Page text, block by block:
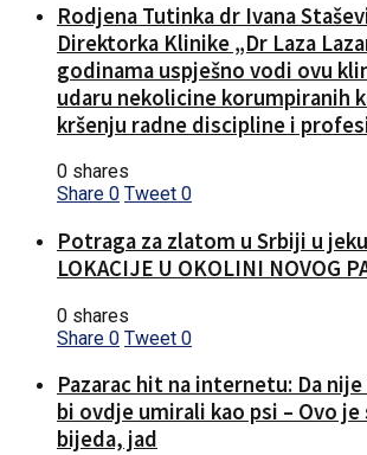
Rodjena Tutinka dr Ivana
Direktorka Klinike „Dr Laza
godinama uspješno vodi ovu
udaru nekolicine korumpiranih
kršenju radne discipline i
0 shares
Share 0 Tweet 0
Potraga za zlatom u Srbiji u
LOKACIJE U OKOLINI NOVOG
0 shares
Share 0 Tweet 0
Pazarac hit na internetu: Da
bi ovdje umirali kao psi – Ovo
bijeda, jad